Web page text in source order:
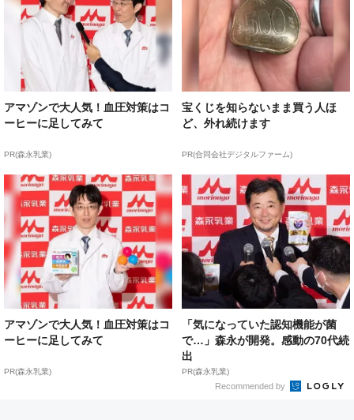
アマゾンで大人気！血圧対策はコ
ーヒーに足してみて
PR(森永乳業)
宝くじを知らないまま買う人ほ
ど、外れ続けます
PR(合同会社デジタルファーム)
アマゾンで大人気！血圧対策はコ
ーヒーに足してみて
PR(森永乳業)
「気になっていた認知機能が菌
で…」森永が開発。感動の70代続
出
PR(森永乳業)
Recommended by